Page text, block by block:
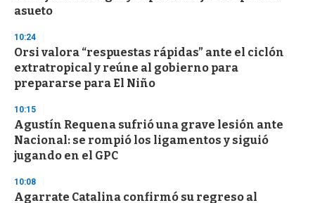
asueto
10:24
Orsi valora “respuestas rápidas” ante el ciclón
extratropical y reúne al gobierno para
prepararse para El Niño
10:15
Agustín Requena sufrió una grave lesión ante
Nacional: se rompió los ligamentos y siguió
jugando en el GPC
10:08
Agarrate Catalina confirmó su regreso al